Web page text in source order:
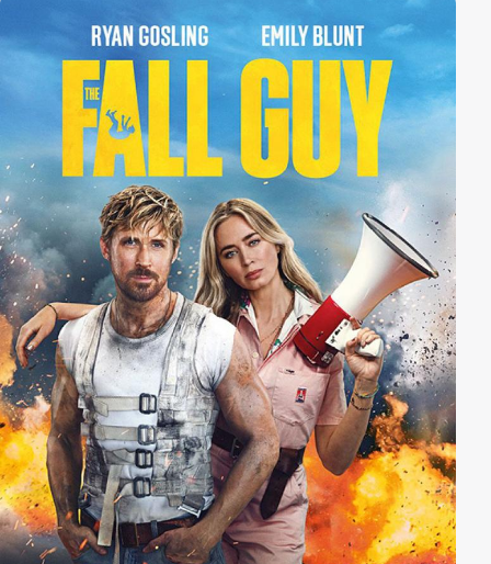
ist und für den echten Mandarin arbeitet. Und dieser
Mandarin will Trevor kennenlernen. Der One-Shot
endet mit der Entführung Trevors aus dem Gefängnis.